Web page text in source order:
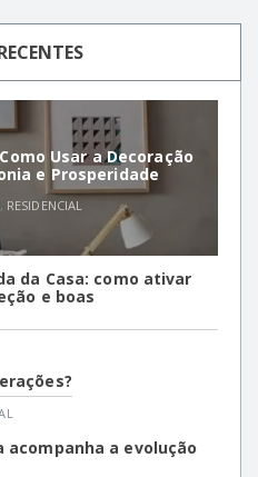
Usar a Decoração
e Prosperidade
, RESIDENCIAL
da Casa: como ativar
e boas
a evolução